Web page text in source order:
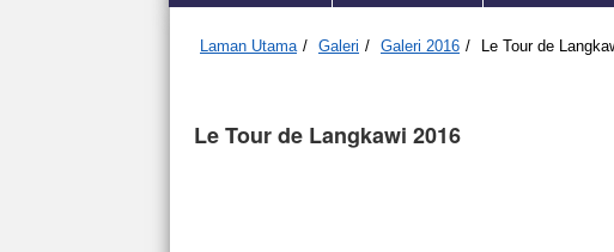
Laman Utama / Galeri / Galeri 2016 / Le Tour de
Le Tour de Langkawi 2016